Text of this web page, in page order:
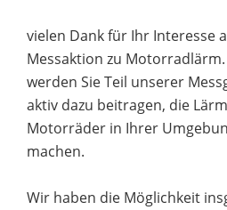
vielen Dank für Ihr Interesse
Messaktion zu
werden Sie Teil unserer
aktiv dazu beitragen, die
Motorräder in Ihrer
machen.
Wir haben die Möglichkeit